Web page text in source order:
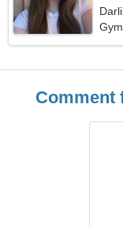
46
Comment